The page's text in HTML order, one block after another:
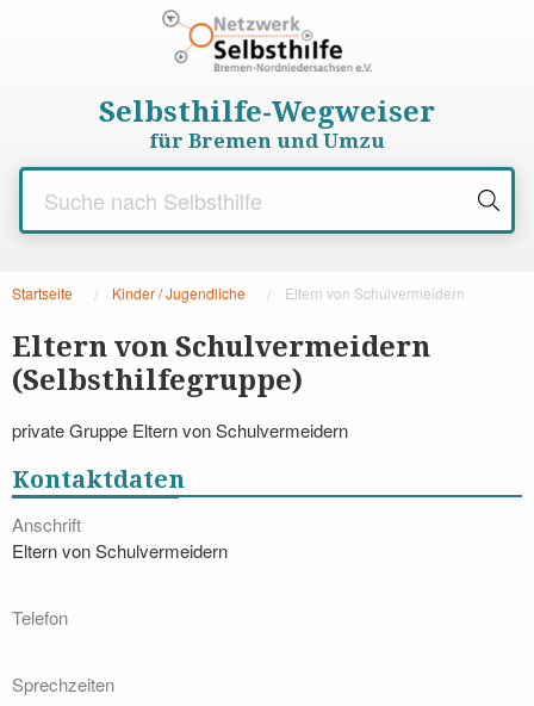
Selbsthilfe-Wegweiser
für Bremen und Umzu
Startseite Kinder / Jugendliche Aktuelle Seite:
Eltern von Schulvermeidern
Eltern von Schulvermeidern
(Selbsthilfegruppe)
private Gruppe Eltern von Schulvermeidern
Kontaktdaten
Anschrift
Eltern von Schulvermeidern
Telefon
Sprechzeiten